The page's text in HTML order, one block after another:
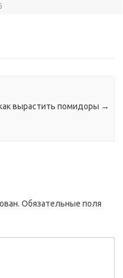
вырастить помидоры →
Обязательные поля